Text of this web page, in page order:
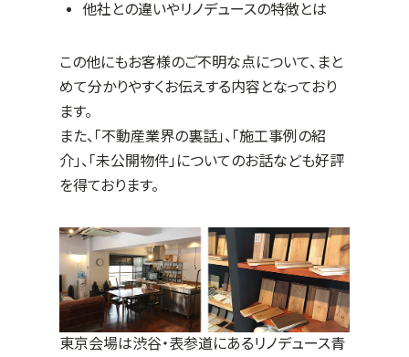
他社との違いやリノデュースの特徴とは
この他にもお客様のご不明な点について、まと
めて分かりやすくお伝えする内容となっており
ます。
また、「不動産業界の裏話」、「施工事例の紹
介」、「未公開物件」についてのお話なども好評
を得ております。
東京会場は渋谷・表参道にあるリノデュース青